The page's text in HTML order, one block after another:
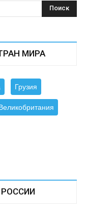
МИРА
Грузия